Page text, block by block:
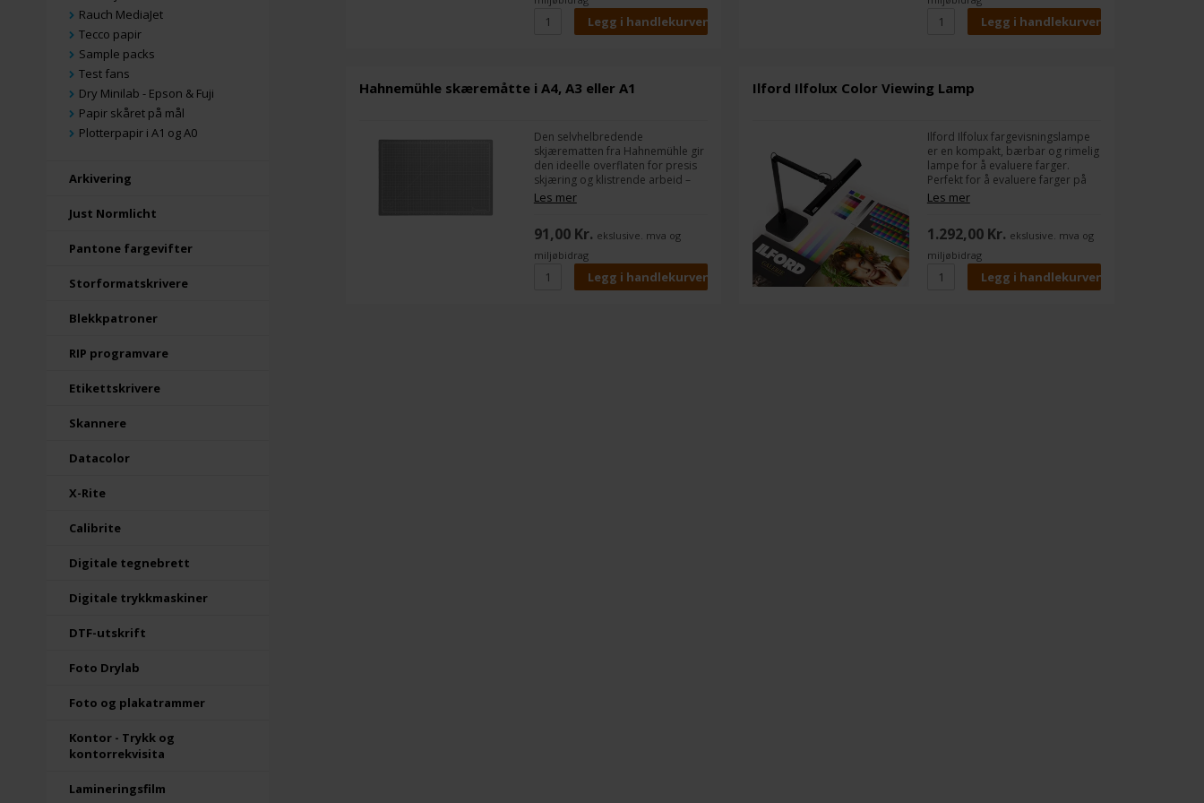
Rauch MediaJet
Tecco papir
Sample packs
Test fans
Dry Minilab - Epson & Fuji
Papir skåret på mål
Plotterpapir i A1 og A0
Arkivering
Just Normlicht
Pantone fargevifter
Storformatskrivere
Blekkpatroner
RIP programvare
Etikettskrivere
Skannere
Datacolor
X-Rite
Calibrite
Digitale tegnebrett
Digitale trykkmaskiner
DTF-utskrift
Foto Drylab
Foto og plakatrammer
Kontor - Trykk og
kontorrekvisita
Lamineringsfilm
Hahnemühle skæremåtte i A4, A3 eller A1
Den selvhelbredende
skjærematten fra Hahnemühle gir
den ideelle overflaten for presis
skjæring og klistrende arbeid –
perfekt for kunstnere,
profesjonelle og hobbyfolk.
Les mer
91,00 Kr. ekslusive. mva og
miljøbidrag
Ilford Ilfolux Color Viewing Lamp
Ilford Ilfolux fargevisningslampe
er en kompakt, bærbar og rimelig
lampe for å evaluere farger.
Perfekt for å evaluere farger på
utskrifter av bilder, digital kunst,
designarbeid og fargeprøver
for å matche utskrifter.
Les mer
1.292,00 Kr. ekslusive. mva og
miljøbidrag